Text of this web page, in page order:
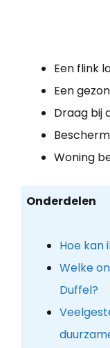
Een flink
Een
Draag bij
Woning
Onderdelen
Hoe kan
Welke
Duffel?